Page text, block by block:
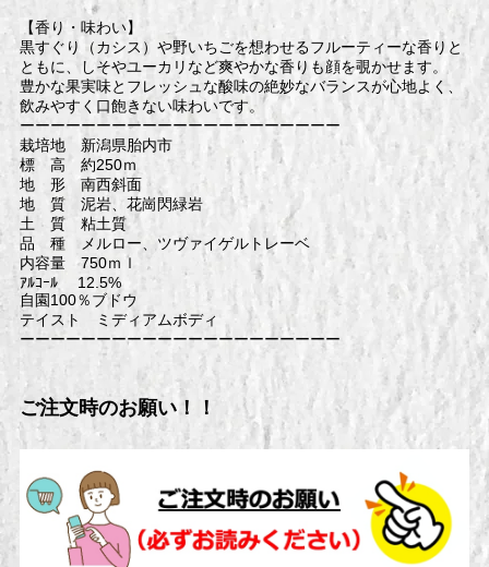
【香り・味わい】
黒すぐり（カシス）や野いちごを想わせるフルーティーな香りと
ともに、しそやユーカリなど爽やかな香りも顔を覗かせます。
豊かな果実味とフレッシュな酸味の絶妙なバランスが心地よく、
飲みやすく口飽きない味わいです。
ーーーーーーーーーーーーーーーーーーーーー
栽培地 新潟県胎内市
標 高 約250ｍ
地 形 南西斜面
地 質 泥岩、花崗閃緑岩
土 質 粘土質
品 種 メルロー、ツヴァイゲルトレーベ
内容量 750ｍｌ
ｱﾙｺｰﾙ 12.5%
自園100％ブドウ
テイスト ミディアムボディ
ーーーーーーーーーーーーーーーーーーーーー
ご注文時のお願い！！